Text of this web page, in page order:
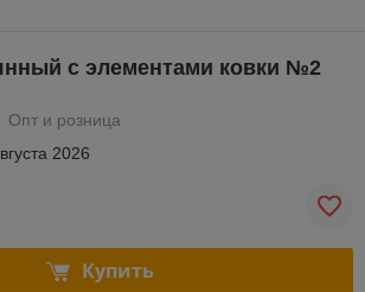
с элементами ковки №2
Опт и розница
2026
Купить